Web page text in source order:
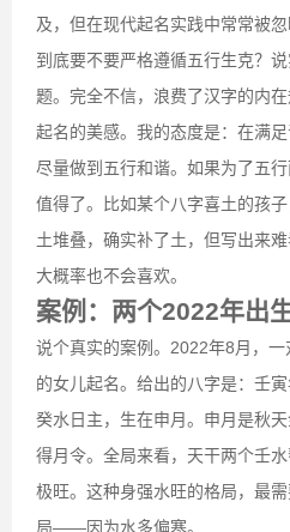
及，但在现代起名实践中常常被忽
到底要不要严格遵循五行生克？
题。完全不信，浪费了汉字的内
起名的美感。我的态度是：在满足
尽量做到五行和谐。如果为了五
值得了。比如某个八字喜土的孩
土堆叠，确实补了土，但写出来
大概率也不会喜欢。
案例：两个2022年出
说个真实的案例。2022年8月，
的女儿起名。给出的八字是：壬寅
癸水日主，生在申月。申月是秋
得月令。全局来看，天干两个壬
极旺。这种身强水旺的格局，最
局——因为水多偏寒。